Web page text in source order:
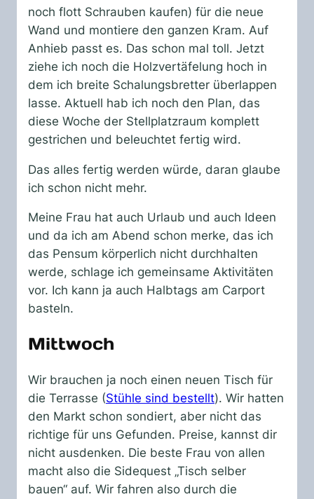
noch flott Schrauben kaufen) für die neue
Wand und montiere den ganzen Kram. Auf
Anhieb passt es. Das schon mal toll. Jetzt
ziehe ich noch die Holzvertäfelung hoch in
dem ich breite Schalungsbretter überlappen
lasse. Aktuell hab ich noch den Plan, das
diese Woche der Stellplatzraum komplett
gestrichen und beleuchtet fertig wird.
Das alles fertig werden würde, daran glaube
ich schon nicht mehr.
Meine Frau hat auch Urlaub und auch Ideen
und da ich am Abend schon merke, das ich
das Pensum körperlich nicht durchhalten
werde, schlage ich gemeinsame Aktivitäten
vor. Ich kann ja auch Halbtags am Carport
basteln.
Mittwoch
Wir brauchen ja noch einen neuen Tisch für
die Terrasse (Stühle sind bestellt). Wir hatten
den Markt schon sondiert, aber nicht das
richtige für uns Gefunden. Preise, kannst dir
nicht ausdenken. Die beste Frau von allen
macht also die Sidequest „Tisch selber
bauen“ auf. Wir fahren also durch die